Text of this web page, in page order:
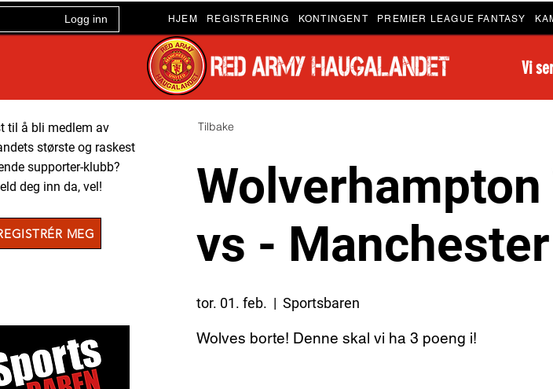
Logg inn HJEM REGISTRERING KONTINGENT PREMIER LEAGUE FANTASY
Vi
vs -
tor. 01. feb.
  |
Sportsbaren
Wolves borte! Denne skal vi ha 3 poeng i!
Tilbake
til å bli medlem av
største og raskest
supporter-klubb?
deg inn da, vel!
MEG